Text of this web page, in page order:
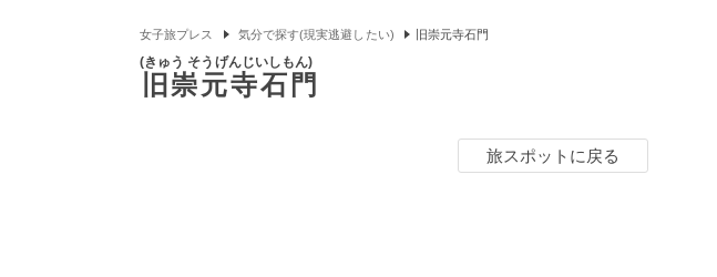
女子旅プレス 気分で探す(現実逃避したい) 旧崇元寺石門
旧崇元寺石門
きゅう そうげんじいしもん
旅スポットに戻る